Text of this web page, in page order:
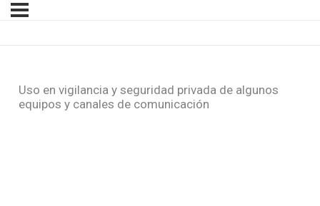
Uso en vigilancia y seguridad privada de algunos
equipos y canales de comunicación